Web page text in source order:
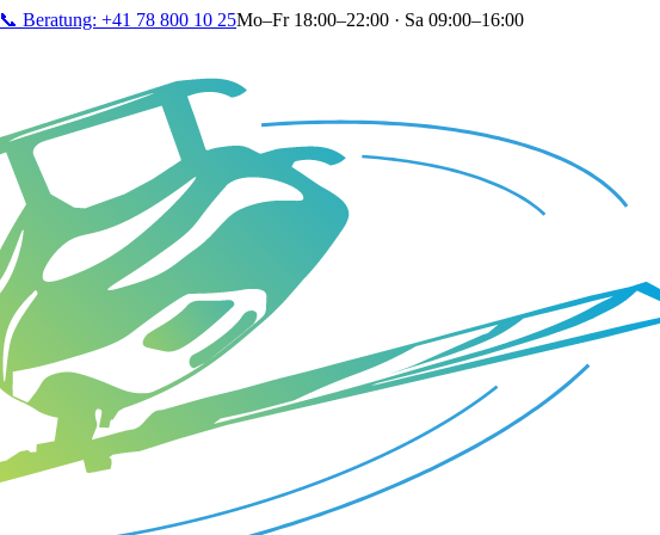
📞 Beratung: +41 78 800 10 25Mo–Fr 18:00–22:00 · Sa 09:00–16:00